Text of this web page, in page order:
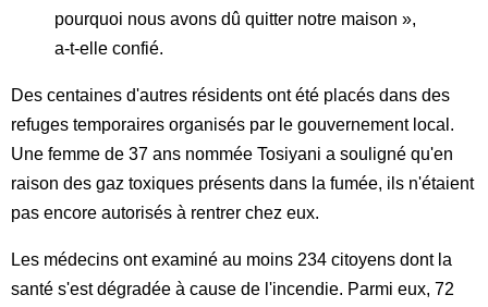
pourquoi nous avons dû quitter notre maison »,
a-t-elle confié.
Des centaines d'autres résidents ont été placés dans des
refuges temporaires organisés par le gouvernement local.
Une femme de 37 ans nommée Tosiyani a souligné qu'en
raison des gaz toxiques présents dans la fumée, ils n'étaient
pas encore autorisés à rentrer chez eux.
Les médecins ont examiné au moins 234 citoyens dont la
santé s'est dégradée à cause de l'incendie. Parmi eux, 72